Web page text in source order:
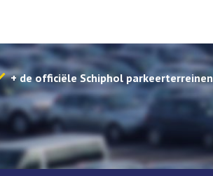
+ de officiële Schiphol parkeerterreinen